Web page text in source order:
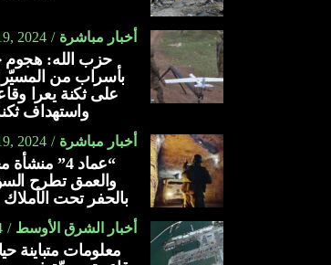
أخبار مباشرة 2024
حزب الله: هجوم
بأسراب من
على ثكنة يعرا
واستهداف
أخبار مباشرة 2024
“عماد 4”
والعمق تطرح
بالحفر تحت الأملاك
أخبار الشرق الأوسط
معلومات متباينة